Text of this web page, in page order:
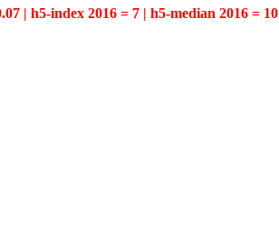
| h5-index 2016 = 7 | h5-median 2016 = 10